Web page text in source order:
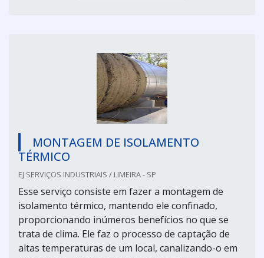
MONTAGEM DE ISOLAMENTO
TÉRMICO
EJ SERVIÇOS INDUSTRIAIS / LIMEIRA - SP
Esse serviço consiste em fazer a montagem de
isolamento térmico, mantendo ele confinado,
proporcionando inúmeros benefícios no que se
trata de clima. Ele faz o processo de captação de
altas temperaturas de um local, canalizando-o em